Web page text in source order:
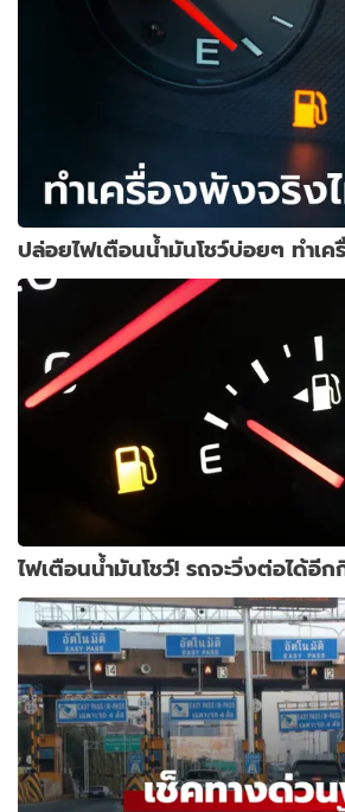
ปล่อยไฟเตือนน้ำมันโชว์บ่อยๆ ทำเ
ไฟเตือนน้ำมันโชว์! รถจะวิ่งต่อได้อีก